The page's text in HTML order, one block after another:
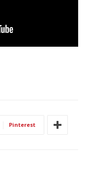
Pinterest